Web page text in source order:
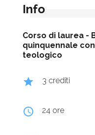
Info
Corso di laurea -
quinquennale
teologico
grade 3 crediti
query_builder 24 ore